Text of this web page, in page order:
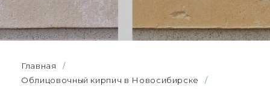
Главная
/
Облицовочный кирпич в Новосибирске
/